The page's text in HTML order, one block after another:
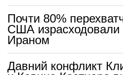
Почти 80%
США израсходовали
Ираном
Давний конфликт